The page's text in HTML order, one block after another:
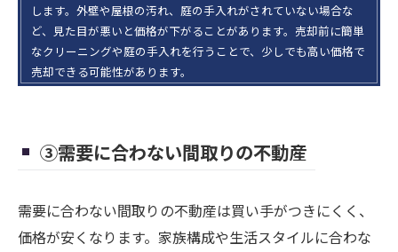
します。外壁や屋根の汚れ、庭の手入れがされていない場合な
ど、見た目が悪いと価格が下がることがあります。売却前に簡単
なクリーニングや庭の手入れを行うことで、少しでも高い価格で
売却できる可能性があります。
③需要に合わない間取りの不動産
需要に合わない間取りの不動産は買い手がつきにくく、
価格が安くなります。家族構成や生活スタイルに合わな